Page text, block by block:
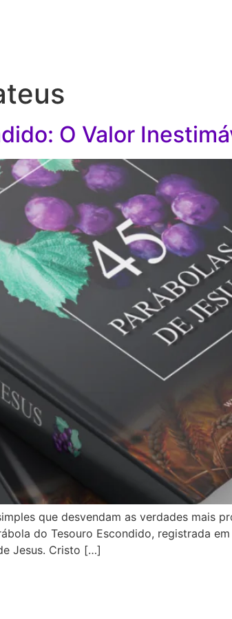
O Valor
que desvendam as verdades mais
do Tesouro Escondido, registrada
Jesus. Cristo […]